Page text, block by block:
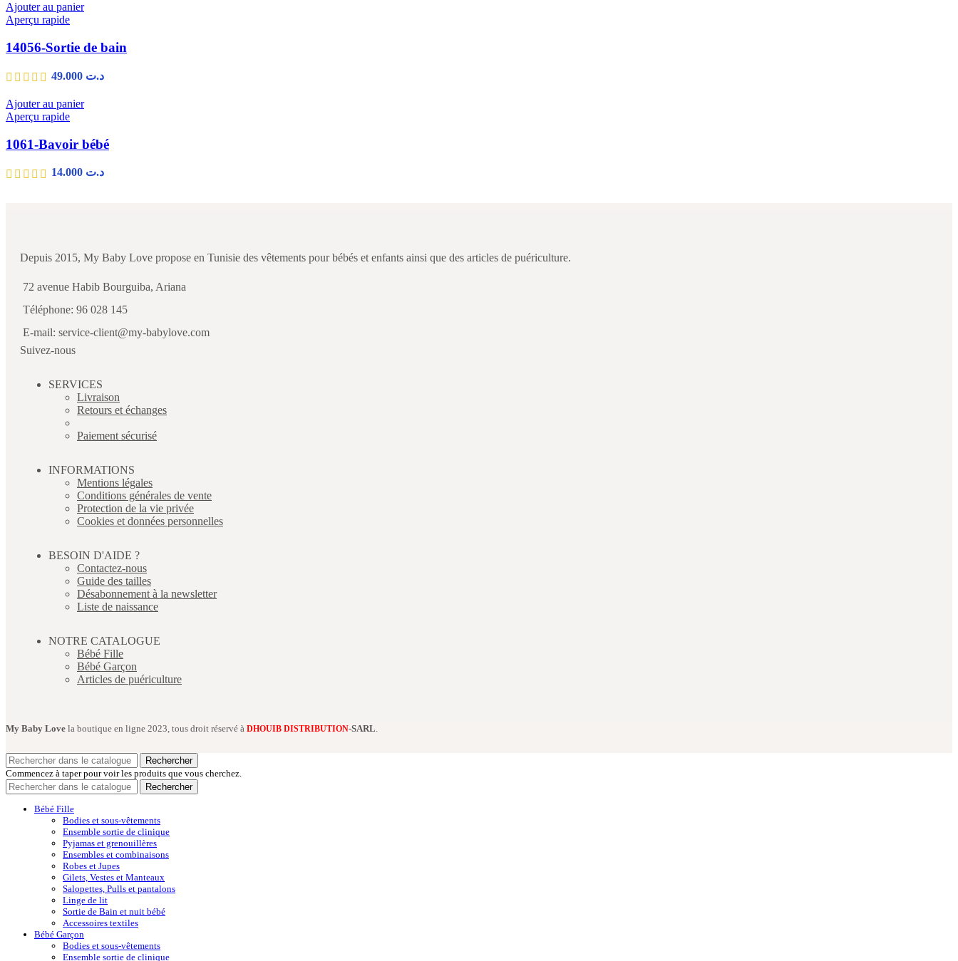
Ajouter au panier
Aperçu rapide
14056-Sortie de bain
د.ت
Ajouter au panier
Aperçu rapide
1061-Bavoir bébé
د.ت
Depuis 2015, My Baby Love propose en Tunisie des vêtements pour bébés et enfants ainsi que des articles de puériculture.
72 avenue Habib Bourguiba, Ariana
Téléphone: 96 028 145
E-mail: service-client@my-babylove.com
Suivez-nous
SERVICES
Livraison
Retours et échanges
Paiement sécurisé
INFORMATIONS
Mentions légales
Conditions générales de vente
Protection de la vie privée
Cookies et données personnelles
BESOIN D'AIDE ?
Contactez-nous
Guide des tailles
Désabonnement à la newsletter
Liste de naissance
NOTRE CATALOGUE
Bébé Fille
Bébé Garçon
Articles de puériculture
My Baby Love la boutique en ligne 2023, tous droit réservé à DHOUIB DISTRIBUTION-SARL
Rechercher
Commencez à taper pour voir les produits que vous cherchez.
Rechercher
Bébé Fille
Bodies et sous-vêtements
Ensemble sortie de clinique
Pyjamas et grenouillères
Ensembles et combinaisons
Robes et Jupes
Gilets, Vestes et Manteaux
Salopettes, Pulls et pantalons
Linge de lit
Sortie de Bain et nuit bébé
Accessoires textiles
Bébé Garçon
Bodies et sous-vêtements
Ensemble sortie de clinique